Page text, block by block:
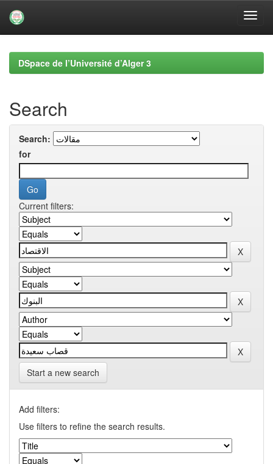
navigationDSpace de l’Université d’Alger 3
Search
Search:
for
Current filters:
Start a new search
Add filters:
Use filters to refine the search results.